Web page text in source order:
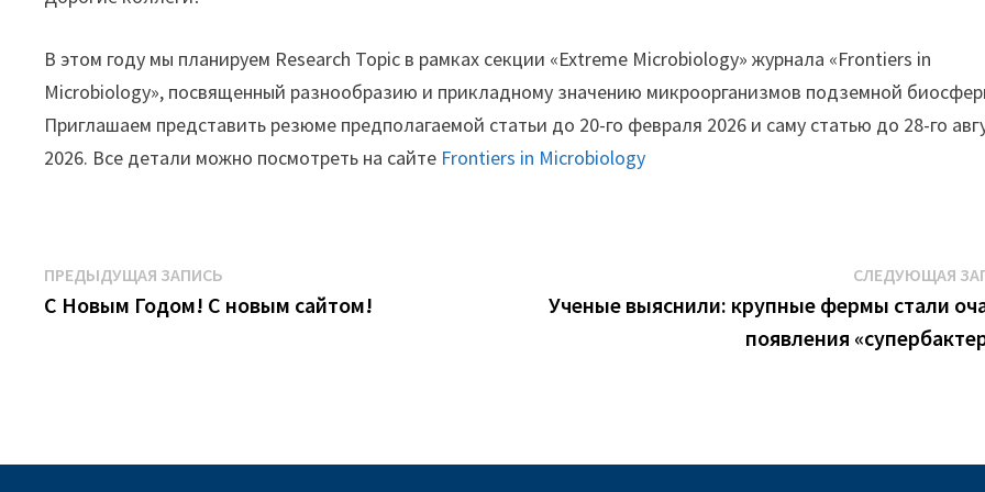
В этом году мы планируем Research Topic в рамках секции «Extreme Microbiology» журнала «Frontiers in
Microbiology», посвященный разнообразию и прикладному значению микроорганизмов подземной
Приглашаем представить резюме предполагаемой статьи до 20-го февраля 2026 и саму статью до 28-го
2026. Все детали можно посмотреть на сайте Frontiers in Microbiology
Навигация
по
ПРЕДЫДУЩАЯ ЗАПИСЬ
запись:
С Новым Годом! С новым сайтом!
СЛЕДУЮЩАЯ
Ученые выяснили: крупные фермы стали
появления